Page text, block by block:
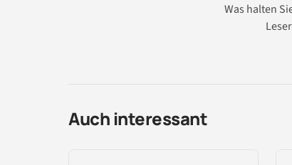
Was halten
Auch interessant